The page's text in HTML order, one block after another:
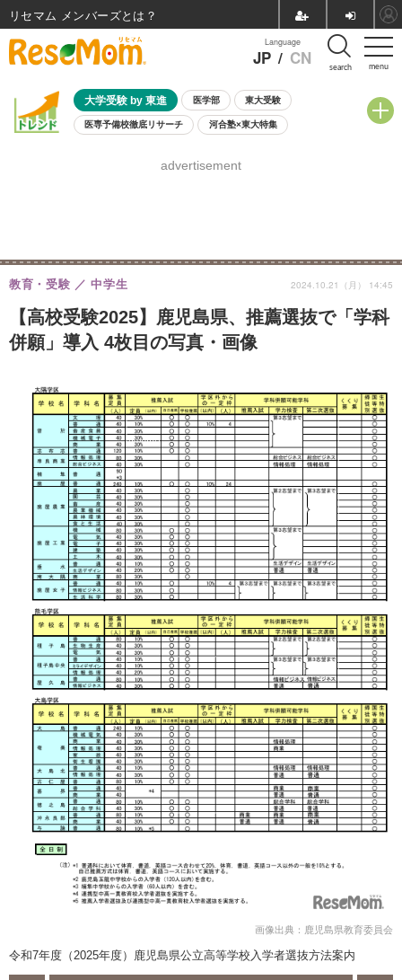
menu
Language
JP / CN search
大学受験 by 東進 医学部 東大受験
医専予備校徹底リサーチ 河合塾×東大特集
8月開催学校説明会・相談会
advertisement
【高校受験2025】鹿児島県、推薦選抜で「学科
併願」導入 4枚目の写真・画像
教育・受験 中学生 2024.10.21（月） 14:45
画像出典：鹿児島県教育委員会
令和7年度（2025年度）鹿児島県公立高等学校入学者選抜方法案内
リセマム メンバーズ